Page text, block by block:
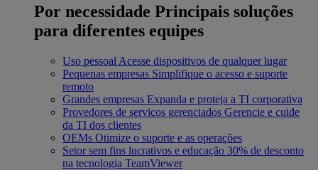
Por necessidade Principais soluções
para diferentes equipes
Uso pessoal Acesse dispositivos de qualquer lugar
Pequenas empresas Simplifique o acesso e suporte
remoto
Grandes empresas Expanda e proteja a TI corporativa
Provedores de serviços gerenciados Gerencie e cuide
da TI dos clientes
OEMs Otimize o suporte e as operações
Setor sem fins lucrativos e educação 30% de desconto
na tecnologia TeamViewer